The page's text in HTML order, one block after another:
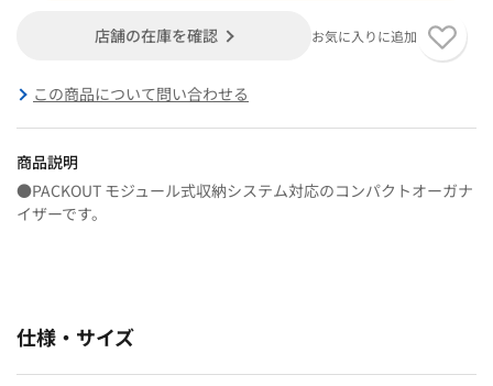
店舗の在庫を確認 お気に入りに追加
この商品について問い合わせる
商品説明
●PACKOUT モジュール式収納システム対応のコンパクトオーガナ
イザーです。
仕様・サイズ